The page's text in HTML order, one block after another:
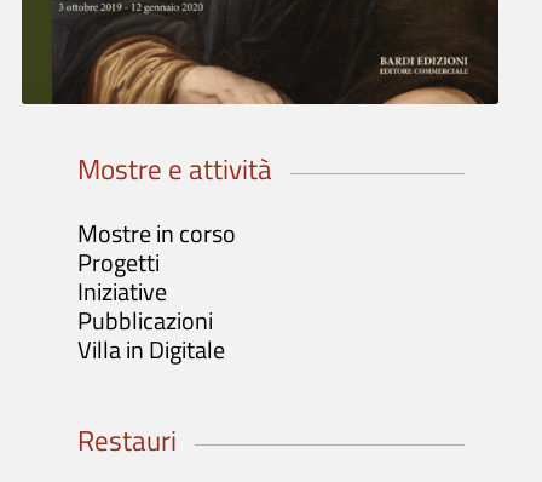
Biglietti: info e acquisto
Orari e Informazioni
Visite guidate / Gruppi / Scuole
Mostre e attività
Mostre in corso
Progetti
Iniziative
Pubblicazioni
Villa in Digitale
Restauri